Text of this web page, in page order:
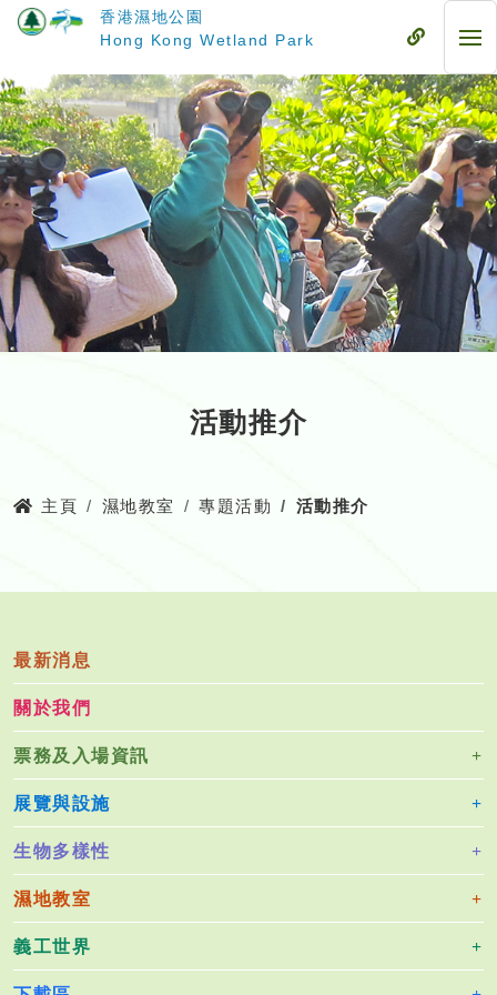
要
內
容
香港濕地公園
Hong Kong Wetland Park
流
式
目
錄
流
動
式
目
錄
活動推介
主頁 濕地教室 專題活動 活動推介
最新消息
關於我們
票務及入場資訊
展覽與設施
生物多樣性
濕地教室
義工世界